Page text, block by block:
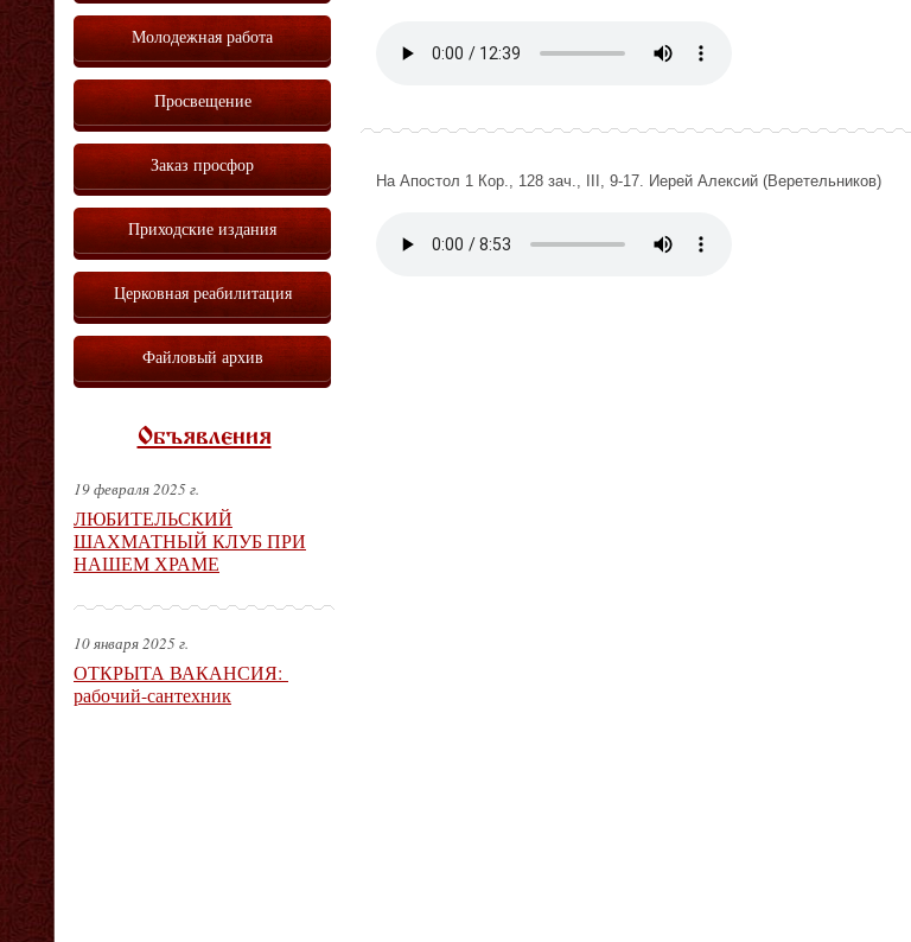
На Апостол 1 Кор., 128 зач., III, 9-17. Иерей Алексий (Веретельников)
Молодежная работа
Просвещение
Заказ просфор
Приходские издания
Церковная реабилитация
Файловый архив
Объявления
19 февраля 2025 г.
ЛЮБИТЕЛЬСКИЙ
ШАХМАТНЫЙ КЛУБ ПРИ
НАШЕМ ХРАМЕ
10 января 2025 г.
ОТКРЫТА ВАКАНСИЯ:
рабочий-сантехник